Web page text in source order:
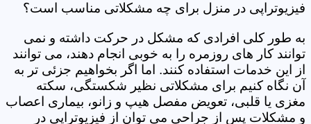
فیزیوتراپی در منزل برای چه مشکلاتی مناسب است؟
به طور کلی افرادی که مشکل در حرکت داشته و نمی
توانند کار های روزمره را به خوبی انجام دهند، می توانند
از این خدمات استفاده کنند. اما اگر بخواهیم جزئی تر به
آن نگاه کنیم برای مشکلاتی نظیر شکستگی، سکته
مغزی یا قلبی، تعویض مفصل هیپ و زانو، بیماری اعصاب
و مشکلات پس از جراحی می توان از فیزیوتراپی در